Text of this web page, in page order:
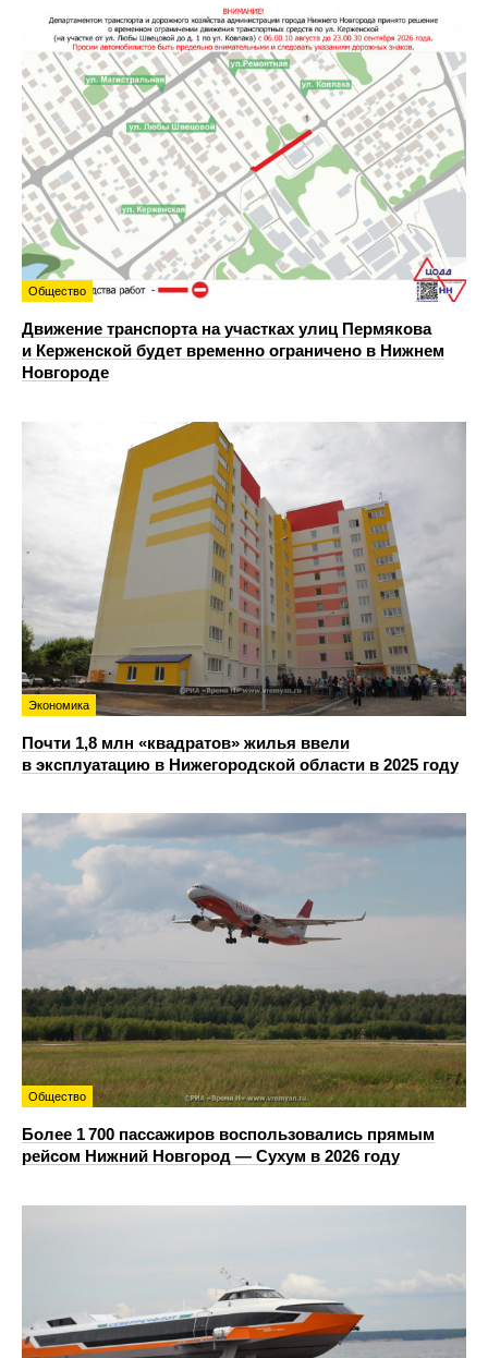
Общество
Движение транспорта на участках улиц Пермякова
и Керженской будет временно ограничено в Нижнем
Новгороде
Экономика
Почти 1,8 млн «квадратов» жилья ввели
в эксплуатацию в Нижегородской области в 2025 году
Общество
Более 1 700 пассажиров воспользовались прямым
рейсом Нижний Новгород — Сухум в 2026 году